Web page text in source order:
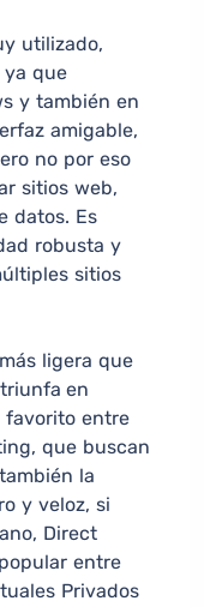
utilizado,
ya que
y también en
amigable,
no por eso
sitios web,
datos. Es
robusta y
sitios
ligera que
en
favorito entre
que buscan
la
y veloz, si
Direct
entre
Privados